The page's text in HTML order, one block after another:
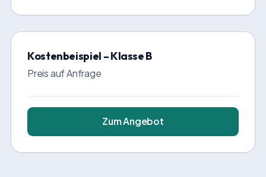
Kostenbeispiel – Klasse B
Preis auf Anfrage
Zum Angebot